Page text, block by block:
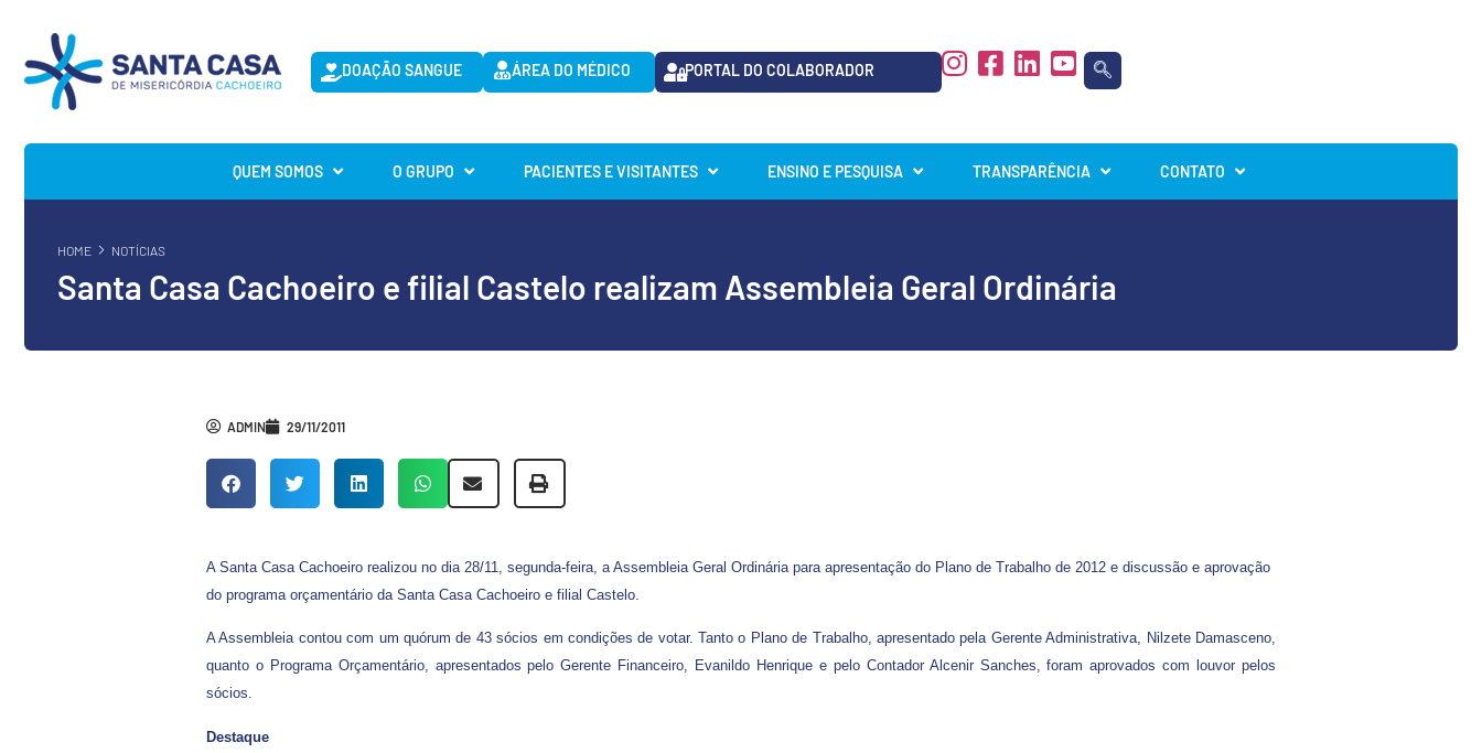
DOAÇÃO SANGUE ÁREA DO MÉDICO PORTAL DO COLABORADOR
QUEM SOMOS O GRUPO PACIENTES E VISITANTES ENSINO E PESQUISA TRANSPARÊNCIA CONTATO
HOME NOTÍCIAS
Santa Casa Cachoeiro e filial Castelo realizam Assembleia Geral Ordinária
ADMIN 29/11/2011
A Santa Casa Cachoeiro realizou no dia 28/11, segunda-feira, a Assembleia Geral Ordinária para apresentação do Plano de Trabalho de 2012 e discussão e aprovação
do programa orçamentário da Santa Casa Cachoeiro e filial Castelo.
A Assembleia contou com um quórum de 43 sócios em condições de votar. Tanto o Plano de Trabalho, apresentado pela Gerente Administrativa, Nilzete Damasceno,
quanto o Programa Orçamentário, apresentados pelo Gerente Financeiro, Evanildo Henrique e pelo Contador Alcenir Sanches, foram aprovados com louvor pelos
sócios.
Destaque